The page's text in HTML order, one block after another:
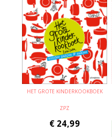
HET GROTE KINDERKOOKBOEK
ZPZ
€ 24,99